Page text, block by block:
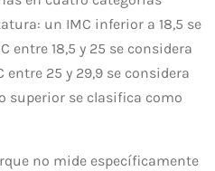
un IMC inferior a 18,5 se
entre 18,5 y 25 se considera
25 y 29,9 se considera
superior se clasifica como
no mide específicamente